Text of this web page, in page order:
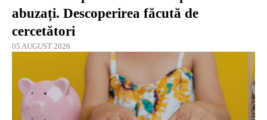
abuzați. Descoperirea făcută de
cercetători
05 AUGUST 2026